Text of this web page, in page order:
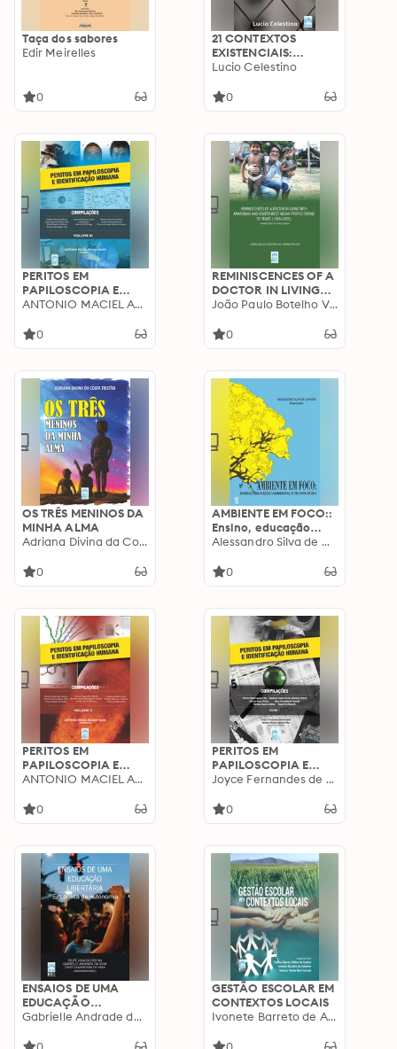
Taça dos sabores
Edir Meirelles
0
21 CONTEXTOS
EXISTENCIAIS:
reflexões acerca da
Lucio Celestino
0
PERITOS EM
PAPILOSCOPIA E
IDENTIFICAÇÃO
ANTONIO MACIEL AGUIAR (org.) FILHO
0
REMINISCENCES OF A
DOCTOR IN LIVING
WITH AMAZONIAN
INDIAN PEOPLE
SPAETI
João Paulo Botelho Vieira Filho
0
OS TRÊS MENINOS DA
MINHA ALMA
Adriana Divina da Costa Tristão
0
AMBIENTE EM FOCO::
Ensino, educação
ambiental e
Alessandro Silva de Oliveira
0
PERITOS EM
PAPILOSCOPIA E
IDENTIFICAÇÃO
ANTONIO MACIEL AGUIAR FILHO
0
PERITOS EM
PAPILOSCOPIA E
IDENTIFICAÇÃO
Joyce Fernandes de Azevedo
0
ENSAIOS DE UMA
EDUCAÇÃO
LIBERTÁRIA: em
Gabrielle Andrade da Silva
GESTÃO ESCOLAR EM
CONTEXTOS LOCAIS
Ivonete Barreto de Amorim